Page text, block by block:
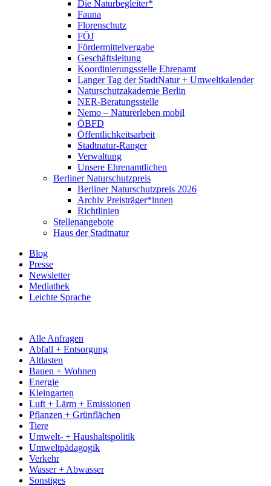
Die Naturbegleiter*
Fauna
Florenschutz
FÖJ
Fördermittelvergabe
Geschäftsleitung
Koordinierungsstelle Ehrenamt
Langer Tag der StadtNatur + Umweltkalender
Naturschutzakademie Berlin
NER-Beratungsstelle
Nemo – Naturerleben mobil
ÖBFD
Öffentlichkeitsarbeit
Stadtnatur-Ranger
Verwaltung
Unsere Ehrenamtlichen
Berliner Naturschutzpreis
Berliner Naturschutzpreis 2026
Archiv Preisträger*innen
Richtlinien
Stellenangebote
Haus der Stadtnatur
Blog
Presse
Newsletter
Mediathek
Leichte Sprache
Alle Anfragen
Abfall + Entsorgung
Altlasten
Bauen + Wohnen
Energie
Kleingarten
Luft + Lärm + Emissionen
Pflanzen + Grünflächen
Tiere
Umwelt- + Haushaltspolitik
Umweltpädagogik
Verkehr
Wasser + Abwasser
Sonstiges